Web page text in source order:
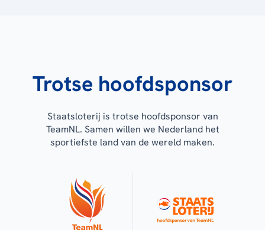
Trotse hoofdsponsor
Staatsloterij is trotse hoofdsponsor van
TeamNL. Samen willen we Nederland het
sportiefste land van de wereld maken.